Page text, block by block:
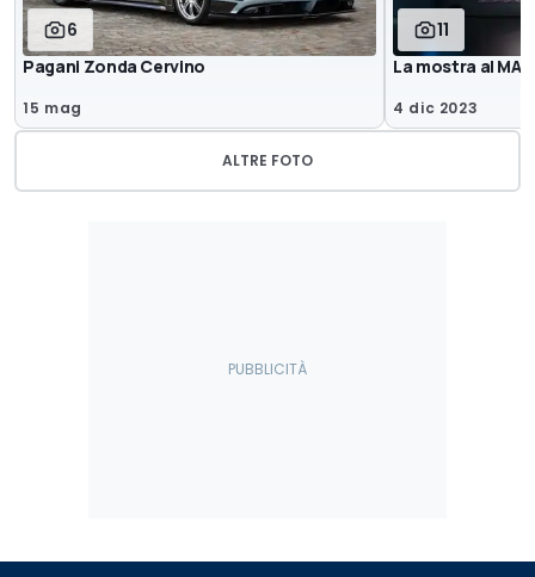
6
Pagani Zonda Cervino
15 mag
11
La mostra al
4 dic 2023
ALTRE FOTO